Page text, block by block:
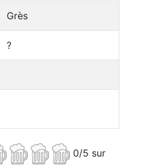
Grès
?
0/5 sur